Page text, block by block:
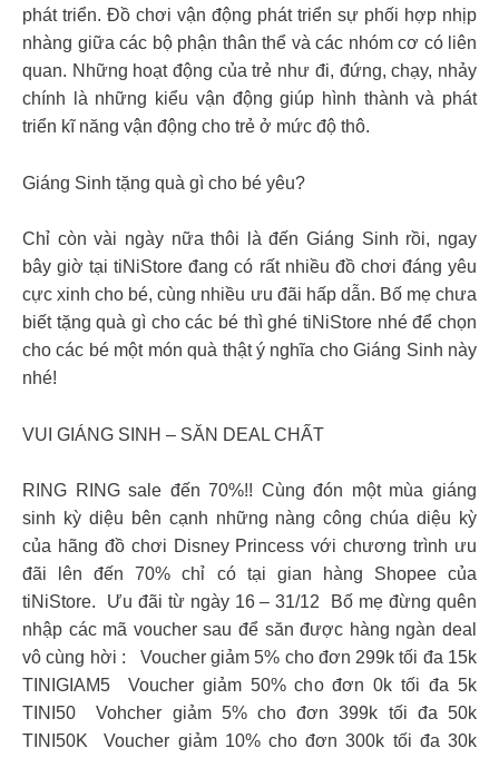
phát triển. Đồ chơi vận động phát triển sự phối hợp nhịp
nhàng giữa các bộ phận thân thể và các nhóm cơ có liên
quan. Những hoạt động của trẻ như đi, đứng, chạy, nhảy
chính là những kiểu vận động giúp hình thành và phát
triển kĩ năng vận động cho trẻ ở mức độ thô.
Giáng Sinh tặng quà gì cho bé yêu?
Chỉ còn vài ngày nữa thôi là đến Giáng Sinh rồi, ngay
bây giờ tại tiNiStore đang có rất nhiều đồ chơi đáng yêu
cực xinh cho bé, cùng nhiều ưu đãi hấp dẫn. Bố mẹ chưa
biết tặng quà gì cho các bé thì ghé tiNiStore nhé để chọn
cho các bé một món quà thật ý nghĩa cho Giáng Sinh này
nhé!
VUI GIÁNG SINH – SĂN DEAL CHẤT ​
RING RING sale đến 70%!! Cùng đón một mùa giáng
sinh kỳ diệu bên cạnh những nàng công chúa diệu kỳ
của hãng đồ chơi Disney Princess với chương trình ưu
đãi lên đến 70% chỉ có tại gian hàng Shopee của
tiNiStore. ​ Ưu đãi từ ngày 16 – 31/12 ​ Bố mẹ đừng quên
nhập các mã voucher sau để săn được hàng ngàn deal
vô cùng hời : ​ ​ Voucher giảm 5% cho đơn 299k tối đa 15k
TINIGIAM5 ​ Voucher giảm 50% cho đơn 0k tối đa 5k
TINI50 ​ Vohcher giảm 5% cho đơn 399k tối đa 50k
TINI50K ​ Voucher giảm 10% cho đơn 300k tối đa 30k